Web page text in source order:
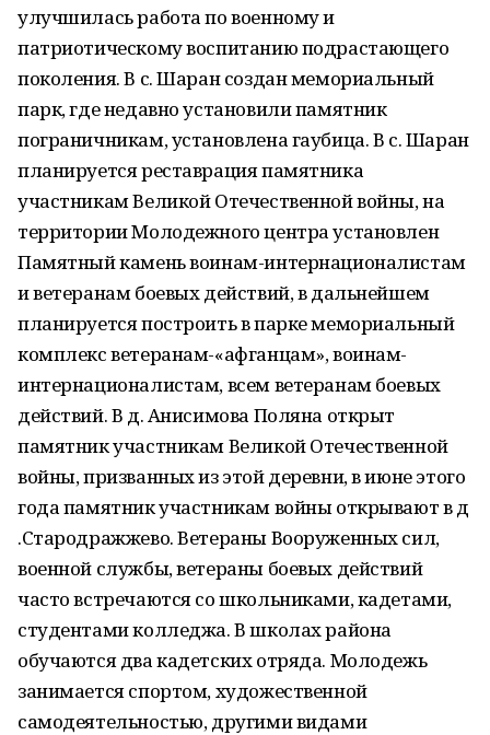
улучшилась работа по военному и
патриотическому воспитанию подрастающего
поколения. В с. Шаран создан мемориальный
парк, где недавно установили памятник
пограничникам, установлена гаубица. В с. Шаран
планируется реставрация памятника
участникам Великой Отечественной войны, на
территории Молодежного центра установлен
Памятный камень воинам-интернационалистам
и ветеранам боевых действий, в дальнейшем
планируется построить в парке мемориальный
комплекс ветеранам-«афганцам», воинам-
интернационалистам, всем ветеранам боевых
действий. В д. Анисимова Поляна открыт
памятник участникам Великой Отечественной
войны, призванных из этой деревни, в июне этого
года памятник участникам войны открывают в д
.Стародражжево. Ветераны Вооруженных сил,
военной службы, ветераны боевых действий
часто встречаются со школьниками, кадетами,
студентами колледжа. В школах района
обучаются два кадетских отряда. Молодежь
занимается спортом, художественной
самодеятельностью, другими видами